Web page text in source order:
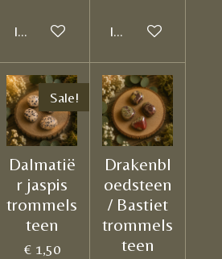
In winkelwagen In winkelwagen
Sale!
Dalmatië
r jaspis
trommels
teen
€ 1,50
Drakenbl
oedsteen
/ Bastiet
trommels
teen